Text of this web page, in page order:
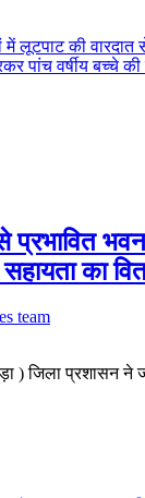
में लूटपाट की
पांच वर्षीय बच्चे की
भवन
का
team
) जिला प्रशासन ने